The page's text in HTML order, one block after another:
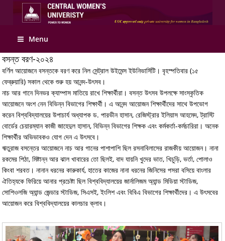
Menu
বসন্ত বরণ-২০২৪
বর্ণিল আয়োজনে বসন্তকে বরণ করে নিল সেন্ট্রাল উইমেন্স ইউনিভার্সিটি। বৃহস্পতিবার (১৫
ফেব্রুয়ারি) সকাল থেকে শুরু হয় আনন্দ-উৎসব।
নাচ আর গানে দিনভর ক্যাম্পাস মাতিয়ে রাখে শিক্ষার্থীরা। বসন্ত উৎসব উপলক্ষে সাংস্কৃতিক
আয়োজনে অংশ নেন বিভিন্ন বিভাগের শিক্ষার্থী। এ আনন্দ আয়োজন শিক্ষার্থীদের সাথে উপভোগ
করেন বিশ্ববিদ্যালয়ের উপাচার্য অধ্যাপক ড. পারভীন হাসান, রেজিস্ট্রার ইলিয়াস আহমেদ, ট্রাস্টি
বোর্ডের চেয়ারম্যান কাজী জাহেদুল হাসান, বিভিন্ন বিভাগের শিক্ষক এবং কর্মকর্তা-কর্মচারিরা। অনেক
শিক্ষার্থীর অভিভাবকও যোগ দেন এ উৎসবে।
ঋতুরাজ বসন্তের আয়োজনে নাচ আর গানের পাশাপাশি ছিল রসনাবিলাসের রাজকীয় আয়োজন। নানা
রকমের পিঠা, মিষ্টান্ন আর ঝাল খাবারের তো ছিলই, বাদ যায়নি খুদের ভাত, খিচুড়ি, ভর্তা, পোলাও
কিংবা শরবত। নানান ধরনের কারুকার্য, হাতের কাজের নানা ধরনের জিনিসের পসরা বসিয়ে বাংলার
ঐতিহ্যকে ফিরিয়ে আনার প্রচেষ্টা ছিল বিশ্ববিদ্যালয়ের জার্নালিজম অ্যান্ড মিডিয়া স্টাডিজ,
সোশিওলজি অ্যান্ড জেন্ডার স্টাডিজ, সিএসই, ইংলিশ এবং বিবিএ বিভাগের শিক্ষার্থীদের। এ উৎসবের
আয়োজন করে বিশ্ববিদ্যালয়ের কালচার ক্লাব।